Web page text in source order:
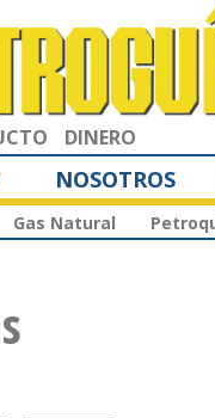
DINERO
NOSOTROS
Gas Natural